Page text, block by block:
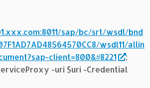
sap/bc/srt/wsdl/bnd
wsdl11/allin
client=800&#8221
;
-uri $uri -Credential